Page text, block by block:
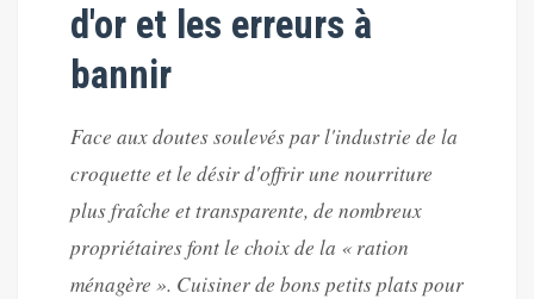
d'or et les erreurs à
bannir
Face aux doutes soulevés par l'industrie de la
croquette et le désir d'offrir une nourriture
plus fraîche et transparente, de nombreux
propriétaires font le choix de la « ration
ménagère ». Cuisiner de bons petits plats pour